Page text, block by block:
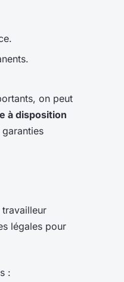
on peut
à disposition
légales pour
: